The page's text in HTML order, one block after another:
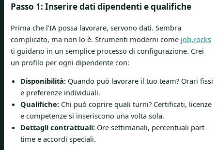
Passo 1: Inserire dati dipendenti e qualifiche
Prima che l’IA possa lavorare, servono dati. Sembra
complicato, ma non lo è. Strumenti moderni come job.rocks
ti guidano in un semplice processo di configurazione. Crei
un profilo per ogni dipendente con:
Disponibilità: Quando può lavorare il tuo team? Orari fissi
e preferenze individuali.
Qualifiche: Chi può coprire quali turni? Certificati, licenze
e competenze si inseriscono una volta sola.
Dettagli contrattuali: Ore settimanali, percentuali part-
time e accordi speciali.